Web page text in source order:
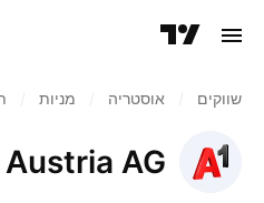
שווקים אוסטריה מניות‏
AG